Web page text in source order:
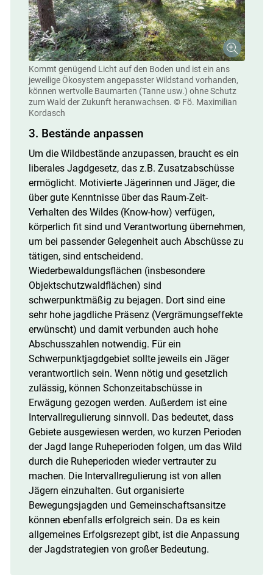
Kommt genügend Licht auf den Boden und ist ein ans
jeweilige Ökosystem angepasster Wildstand vorhanden,
können wertvolle Baumarten (Tanne usw.) ohne Schutz
zum Wald der Zukunft heranwachsen. © Fö. Maximilian
Kordasch
3. Bestände anpassen
Um die Wildbestände anzupassen, braucht es ein
liberales Jagdgesetz, das z.B. Zusatzabschüsse
ermöglicht. Motivierte Jägerinnen und Jäger, die
über gute Kenntnisse über das Raum-Zeit-
Verhalten des Wildes (Know-how) verfügen,
körperlich fit sind und Verantwortung übernehmen,
um bei passender Gelegenheit auch Abschüsse zu
tätigen, sind entscheidend.
Wiederbewaldungsflächen (insbesondere
Objektschutzwaldflächen) sind
schwerpunktmäßig zu bejagen. Dort sind eine
sehr hohe jagdliche Präsenz (Vergrämungseffekte
erwünscht) und damit verbunden auch hohe
Abschusszahlen notwendig. Für ein
Schwerpunktjagdgebiet sollte jeweils ein Jäger
verantwortlich sein. Wenn nötig und gesetzlich
zulässig, können Schonzeitabschüsse in
Erwägung gezogen werden. Außerdem ist eine
Intervallregulierung sinnvoll. Das bedeutet, dass
Gebiete ausgewiesen werden, wo kurzen Perioden
der Jagd lange Ruheperioden folgen, um das Wild
durch die Ruheperioden wieder vertrauter zu
machen. Die Intervallregulierung ist von allen
Jägern einzuhalten. Gut organisierte
Bewegungsjagden und Gemeinschaftsansitze
können ebenfalls erfolgreich sein. Da es kein
allgemeines Erfolgsrezept gibt, ist die Anpassung
der Jagdstrategien von großer Bedeutung.